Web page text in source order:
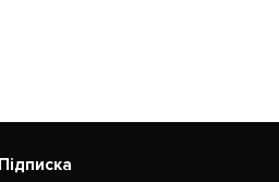
Підписка